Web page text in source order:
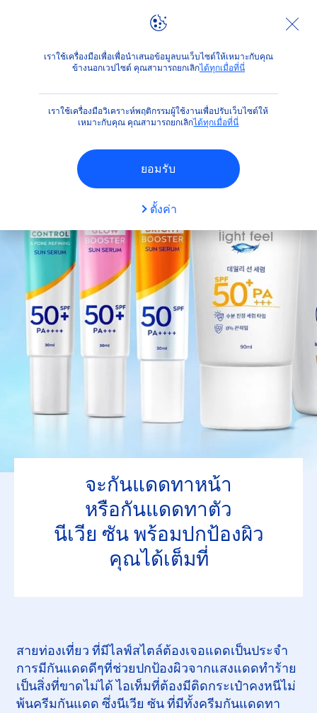
เราใช้เครื่องมือเพื่อเพื่อนำเสนอข้อมูลบนเว็บไซต์ให้เหมาะกับคุณ
ข้างนอกเวปไซต์ คุณสามารถยกเลิกได้ทุกเมื่อที่นี่
เราใช้เครื่องมือวิเคราะห์พฤติกรรมผู้ใช้งานเพื่อปรับเว็บไซต์ให้
เหมาะกับคุณ คุณสามารถยกเลิกได้ทุกเมื่อที่นี่
ยอมรับ
ตั้งค่า
ผลิตภัณฑ์ ปกป้องผิวจากแสงแดด
จะกันแดดทาหน้า
หรือกันแดดทาตัว
นีเวีย ซัน พร้อมปกป้องผิว
คุณได้เต็มที่
สายท่องเที่ยว ที่มีไลฟ์สไตล์ต้องเจอแดดเป็นประจำ
การมีกันแดดดีๆที่ช่วยปกป้องผิวจากแสงแดดทำร้าย
เป็นสิ่งที่ขาดไม่ได้ ไอเท็มที่ต้องมีติดกระเป๋าคงหนีไม่
พ้นครีมกันแดด ซึ่งนีเวีย ซัน ที่มีทั้งครีมกันแดดทา
กลุ่มผลิตภัณฑ์
โพรเทค แอนด์ รีเฟรช
ซัน โพรเทคชั่น
อาฟเตอร์ ซัน
ค่า SPF
50
50+
ประเภทผลิตภัณฑ์
ทุกสภาพผิว
ผิวมัน
ผิวมีริ้วรอย หย่อนคล้อย